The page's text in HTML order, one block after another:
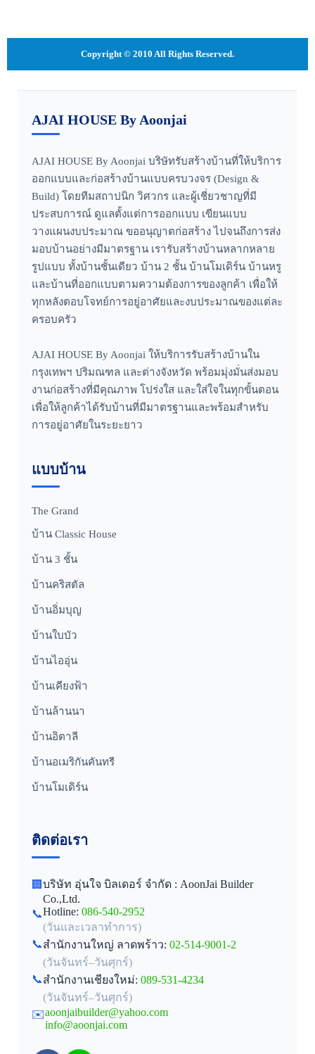
Copyright © 2010 All Rights Reserved.
AJAI HOUSE By Aoonjai
AJAI HOUSE By Aoonjai บริษัทรับสร้างบ้านที่ให้บริการ
ออกแบบและก่อสร้างบ้านแบบครบวงจร (Design &
Build) โดยทีมสถาปนิก วิศวกร และผู้เชี่ยวชาญที่มี
ประสบการณ์ ดูแลตั้งแต่การออกแบบ เขียนแบบ
วางแผนงบประมาณ ขออนุญาตก่อสร้าง ไปจนถึงการส่ง
มอบบ้านอย่างมีมาตรฐาน เรารับสร้างบ้านหลากหลาย
รูปแบบ ทั้งบ้านชั้นเดียว บ้าน 2 ชั้น บ้านโมเดิร์น บ้านหรู
และบ้านที่ออกแบบตามความต้องการของลูกค้า เพื่อให้
ทุกหลังตอบโจทย์การอยู่อาศัยและงบประมาณของแต่ละ
ครอบครัว
AJAI HOUSE By Aoonjai ให้บริการรับสร้างบ้านใน
กรุงเทพฯ ปริมณฑล และต่างจังหวัด พร้อมมุ่งมั่นส่งมอบ
งานก่อสร้างที่มีคุณภาพ โปร่งใส และใส่ใจในทุกขั้นตอน
เพื่อให้ลูกค้าได้รับบ้านที่มีมาตรฐานและพร้อมสำหรับ
การอยู่อาศัยในระยะยาว
แบบบ้าน
The Grand
บ้าน Classic House
บ้าน 3 ชั้น
บ้านคริสตัล
บ้านอิ่มบุญ
บ้านใบบัว
บ้านไออุ่น
บ้านเคียงฟ้า
บ้านล้านนา
บ้านอิตาลี
บ้านอเมริกันคันทรี
บ้านโมเดิร์น
ติดต่อเรา
🏢 บริษัท อุ่นใจ บิลเดอร์ จำกัด : AoonJai Builder
Co.,Ltd.
📞Hotline: 086-540-2952
(วันและเวลาทำการ)
📞สำนักงานใหญ่ ลาดพร้าว: 02-514-9001-2
(วันจันทร์–วันศุกร์)
📞สำนักงานเชียงใหม่: 089-531-4234
(วันจันทร์–วันศุกร์)
✉️aoonjaibuilder@yahoo.com
info@aoonjai.com